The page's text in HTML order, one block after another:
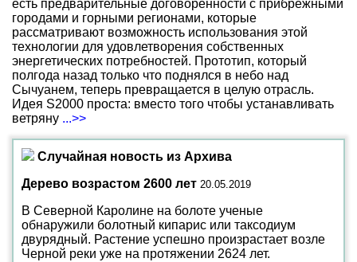
есть предварительные договоренности с прибрежными
городами и горными регионами, которые
рассматривают возможность использования этой
технологии для удовлетворения собственных
энергетических потребностей. Прототип, который
полгода назад только что поднялся в небо над
Сычуанем, теперь превращается в целую отрасль.
Идея S2000 проста: вместо того чтобы устанавливать
ветряну ...>>
Случайная новость из Архива
Дерево возрастом 2600 лет 20.05.2019
В Северной Каролине на болоте ученые
обнаружили болотный кипарис или таксодиум
двурядный. Растение успешно произрастает возле
Черной реки уже на протяжении 2624 лет.